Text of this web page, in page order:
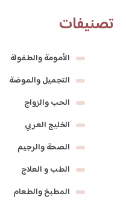
تصنيفات
الأمومة والطفولة
التجميل والموضة
الحب والزواج
الخليج العربي
الصحة والرجيم
الطب و العلاج
المطبخ والطعام